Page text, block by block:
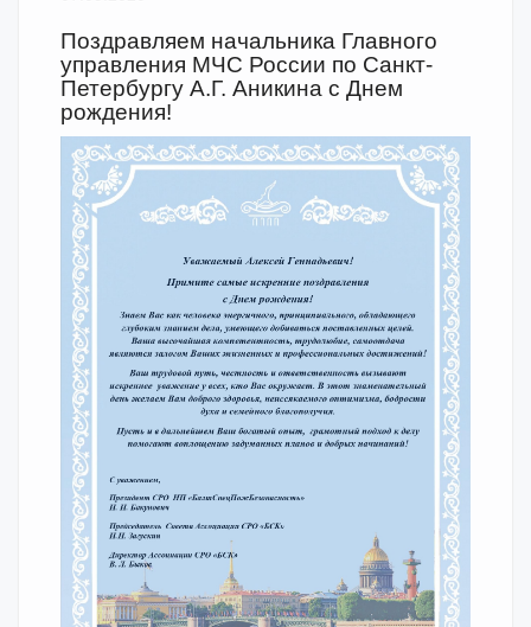
Поздравляем начальника Главного
управления МЧС России по Санкт-
Петербургу А.Г. Аникина с Днем
рождения!